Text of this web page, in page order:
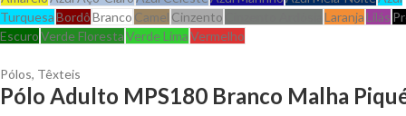
TurquesaBordôBranco Camel Cinzento Laranja Lilás
EscuroVerde FlorestaVerde LimaVermelho
Pólos, Têxteis
Pólo Adulto MPS180 Branco Malha